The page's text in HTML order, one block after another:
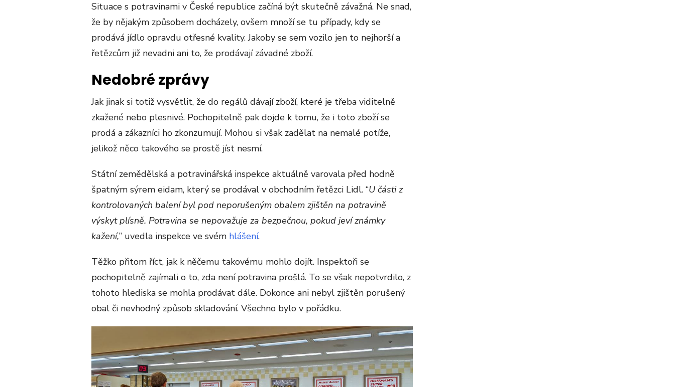
Situace s potravinami v České republice začíná být skutečně závažná. Ne snad,
že by nějakým způsobem docházely, ovšem množí se tu případy, kdy se
prodává jídlo opravdu otřesné kvality. Jakoby se sem vozilo jen to nejhorší a
řetězcům již nevadni ani to, že prodávají závadné zboží.
Nedobré zprávy
Jak jinak si totiž vysvětlit, že do regálů dávají zboží, které je třeba viditelně
zkažené nebo plesnivé. Pochopitelně pak dojde k tomu, že i toto zboží se
prodá a zákazníci ho zkonzumují. Mohou si však zadělat na nemalé potíže,
jelikož něco takového se prostě jíst nesmí.
Státní zemědělská a potravinářská inspekce aktuálně varovala před hodně
špatným sýrem eidam, který se prodával v obchodním řetězci Lidl. “U části z
kontrolovaných balení byl pod neporušeným obalem zjištěn na potravině
výskyt plísně. Potravina se nepovažuje za bezpečnou, pokud jeví známky
kažení,” uvedla inspekce ve svém hlášení.
Těžko přitom říct, jak k něčemu takovému mohlo dojít. Inspektoři se
pochopitelně zajímali o to, zda není potravina prošlá. To se však nepotvrdilo, z
tohoto hlediska se mohla prodávat dále. Dokonce ani nebyl zjištěn porušený
obal či nevhodný způsob skladování. Všechno bylo v pořádku.